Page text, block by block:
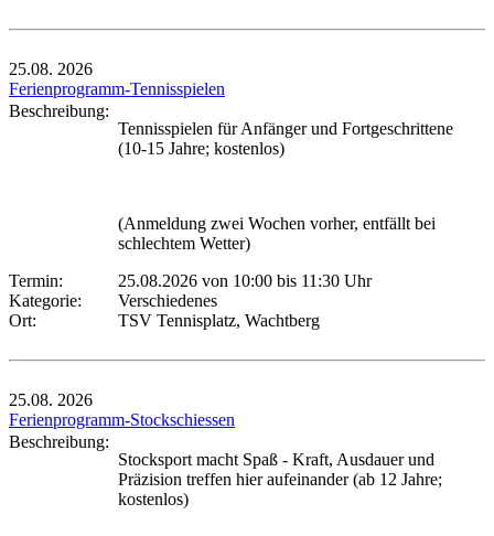
25.08. 2026
Ferienprogramm-Tennisspielen
Beschreibung:
Tennisspielen für Anfänger und Fortgeschrittene
(10-15 Jahre; kostenlos)
(Anmeldung zwei Wochen vorher, entfällt bei
schlechtem Wetter)
Termin:
25.08.2026 von 10:00 bis 11:30 Uhr
Kategorie:
Verschiedenes
Ort:
TSV Tennisplatz, Wachtberg
25.08. 2026
Ferienprogramm-Stockschiessen
Beschreibung:
Stocksport macht Spaß - Kraft, Ausdauer und
Präzision treffen hier aufeinander (ab 12 Jahre;
kostenlos)